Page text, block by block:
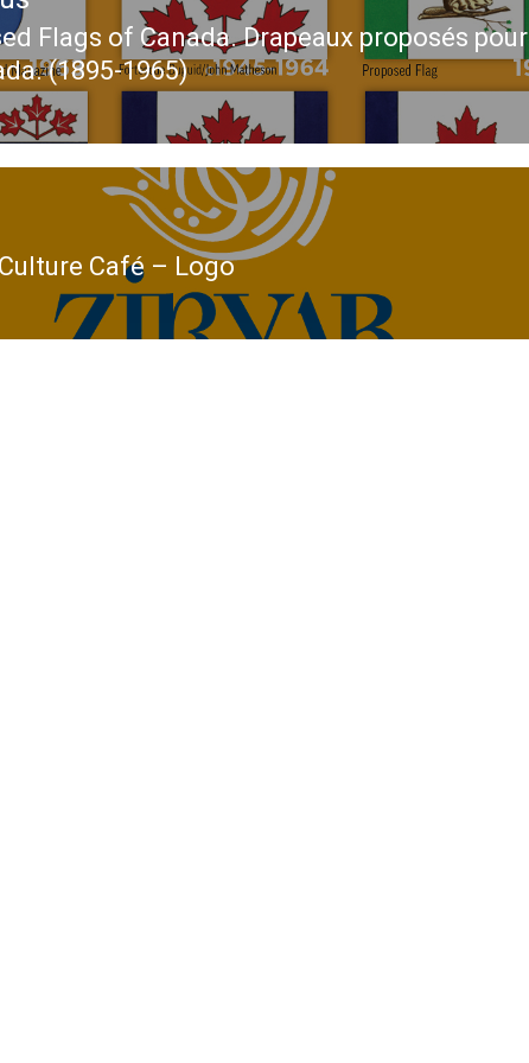
Flags of Canada. Drapeaux proposés pour
(1895-1965)
Café – Logo